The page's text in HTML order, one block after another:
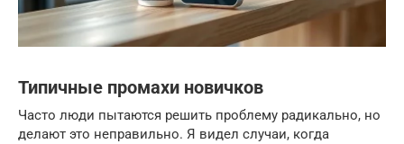
Типичные промахи новичков
Часто люди пытаются решить проблему радикально, но
делают это неправильно. Я видел случаи, когда